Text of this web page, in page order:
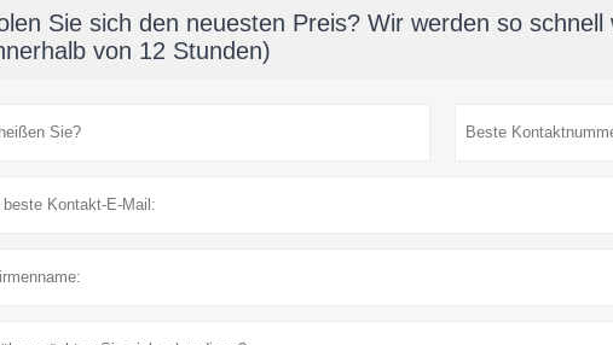
Sie sich den neuesten Preis? Wir werden so
von 12 Stunden)